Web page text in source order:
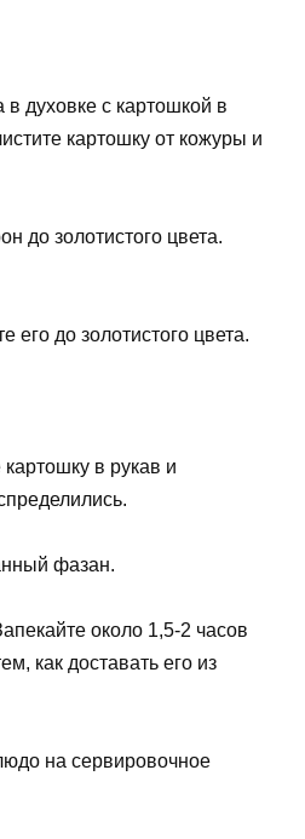
духовке с картошкой в
картошку от кожуры и
до золотистого цвета.
его до золотистого цвета.
в рукав и
фазан.
около 1,5-2 часов
как доставать его из
на сервировочное